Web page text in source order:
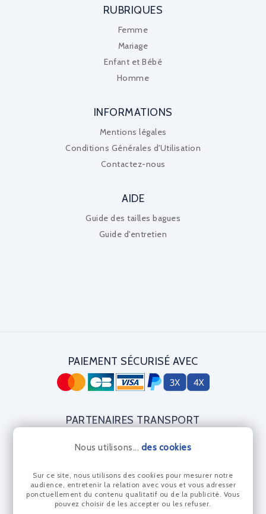
RUBRIQUES
Femme
Mariage
Enfant et Bébé
Homme
INFORMATIONS
Mentions légales
Conditions Générales d'Utilisation
Contactez-nous
AIDE
Guide des tailles bagues
Guide d'entretien
Nous utilisons... des cookies
Sur ce site, nous utilisons des cookies pour mesurer notre
audience, entretenir la relation avec vous et vous adresser
ponctuellement du contenu qualitatif ou de la publicité. Vous
pouvez choisir de les accepter ou les refuser.
PAIEMENT SÉCURISÉ AVEC
PARTENAIRES TRANSPORT
CERTIFICAT DIAMANT